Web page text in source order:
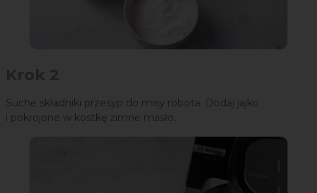
Suche składniki przesyp do misy robota. Dodaj jajko
i pokrojone w kostkę zimne masło.